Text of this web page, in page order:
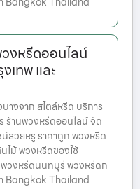
งหรีดออนไลน์
เทพ และ
งจาก สไตล์หรีด บริการ
ร้านพวงหรีดออนไลน์ จัด
สวยหรู ราคาถูก พวงหรีด
ม้ พวงหรีดของใช้
วงหรีดนนทบุรี พวงหรีดก
Bangkok Thailand